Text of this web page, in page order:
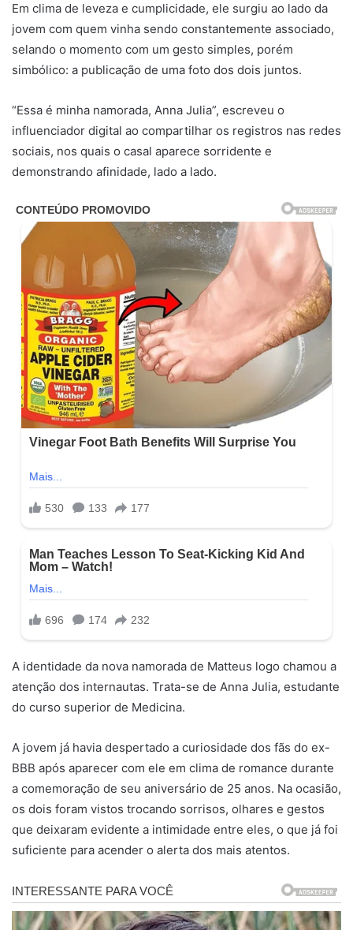
Em clima de leveza e cumplicidade, ele surgiu ao lado da
jovem com quem vinha sendo constantemente associado,
selando o momento com um gesto simples, porém
simbólico: a publicação de uma foto dos dois juntos.
“Essa é minha namorada, Anna Julia”, escreveu o
influenciador digital ao compartilhar os registros nas redes
sociais, nos quais o casal aparece sorridente e
demonstrando afinidade, lado a lado.
A identidade da nova namorada de Matteus logo chamou a
atenção dos internautas. Trata-se de Anna Julia, estudante
do curso superior de Medicina.
A jovem já havia despertado a curiosidade dos fãs do ex-
BBB após aparecer com ele em clima de romance durante
a comemoração de seu aniversário de 25 anos. Na ocasião,
os dois foram vistos trocando sorrisos, olhares e gestos
que deixaram evidente a intimidade entre eles, o que já foi
suficiente para acender o alerta dos mais atentos.